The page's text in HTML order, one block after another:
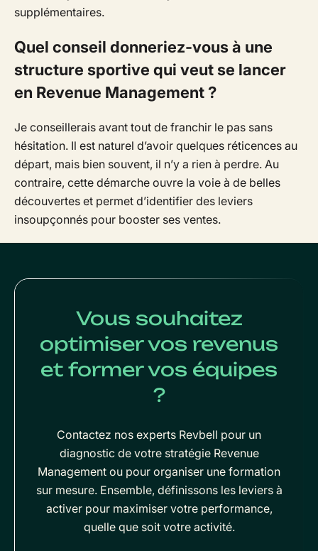
supplémentaires.
Quel conseil donneriez-vous à une
structure sportive qui veut se lancer
en Revenue Management ?
Je conseillerais avant tout de franchir le pas sans
hésitation. Il est naturel d’avoir quelques réticences au
départ, mais bien souvent, il n’y a rien à perdre. Au
contraire, cette démarche ouvre la voie à de belles
découvertes et permet d’identifier des leviers
insoupçonnés pour booster ses ventes.
Vous souhaitez
optimiser vos revenus
et former vos équipes
?
Contactez nos experts Revbell pour un
diagnostic de votre stratégie Revenue
Management ou pour organiser une formation
sur mesure. Ensemble, définissons les leviers à
activer pour maximiser votre performance,
quelle que soit votre activité.